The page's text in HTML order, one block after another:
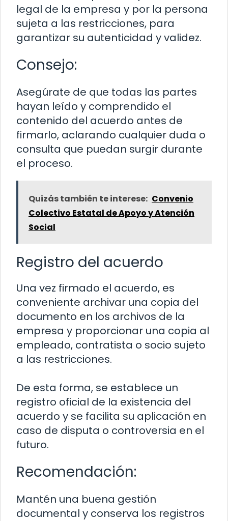
legal de la empresa y por la persona
sujeta a las restricciones, para
garantizar su autenticidad y validez.
Consejo:
Asegúrate de que todas las partes
hayan leído y comprendido el
contenido del acuerdo antes de
firmarlo, aclarando cualquier duda o
consulta que puedan surgir durante
el proceso.
Quizás también te interese: Convenio
Colectivo Estatal de Apoyo y Atención
Social
Registro del acuerdo
Una vez firmado el acuerdo, es
conveniente archivar una copia del
documento en los archivos de la
empresa y proporcionar una copia al
empleado, contratista o socio sujeto
a las restricciones.
De esta forma, se establece un
registro oficial de la existencia del
acuerdo y se facilita su aplicación en
caso de disputa o controversia en el
futuro.
Recomendación:
Mantén una buena gestión
documental y conserva los registros